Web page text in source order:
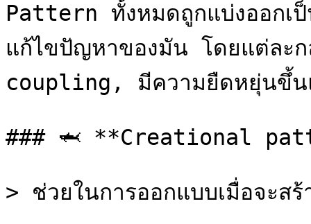
Pattern ทั้งหมดถูกแบ่งออกเ
แก้ไขปัญหาของมัน โดยแต่ละ
coupling, มีความยืดหยุ่นขึ้น
### 🦈 **Creational
> ช่วยในการออกแบบเมื่อจะ